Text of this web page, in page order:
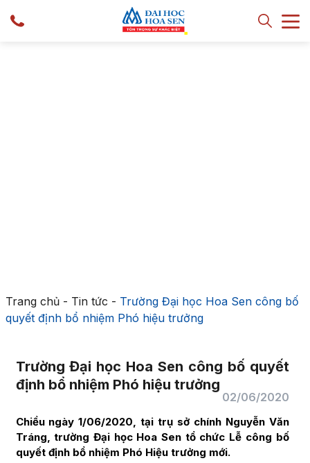
Trang chủ- Tin tức - Trường Đại học Hoa Sen công bố
quyết định bổ nhiệm Phó hiệu trưởng
Trường Đại học Hoa Sen công bố quyết
định bổ nhiệm Phó hiệu trưởng
02/06/2020
Chiều ngày 1/06/2020, tại trụ sở chính Nguyễn Văn
Tráng, trường Đại học Hoa Sen tổ chức Lễ công bố
quyết định bổ nhiệm Phó Hiệu trưởng mới.